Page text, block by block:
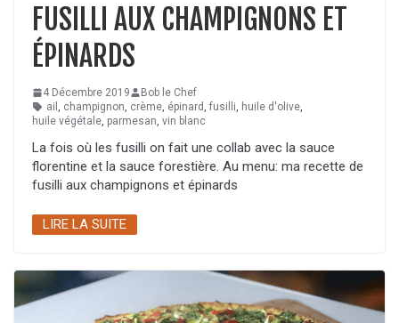
FUSILLI AUX CHAMPIGNONS ET
ÉPINARDS
4 Décembre 2019
Bob le Chef
ail
champignon crème épinard fusilli huile d'olive
huile végétale parmesan vin blanc
La fois où les fusilli on fait une collab avec la sauce
florentine et la sauce forestière. Au menu: ma recette de
fusilli aux champignons et épinards
LIRE LA SUITE